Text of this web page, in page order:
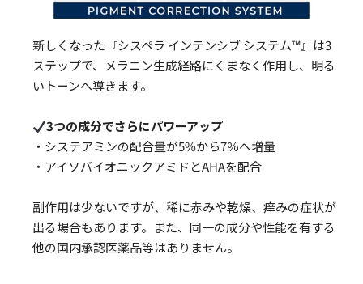
新しくなった『シスペラ インテンシブ システム™』は3
ステップで、メラニン生成経路にくまなく作用し、明る
いトーンへ導きます。
3つの成分でさらにパワーアップ
・システアミンの配合量が5%から7％へ増量
・アイソバイオニックアミドとAHAを配合
副作用は少ないですが、稀に赤みや乾燥、痒みの症状が
出る場合もあります。また、同一の成分や性能を有する
他の国内承認医薬品等はありません。